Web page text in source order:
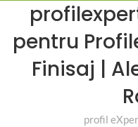
pentru
Finisaj |
profil